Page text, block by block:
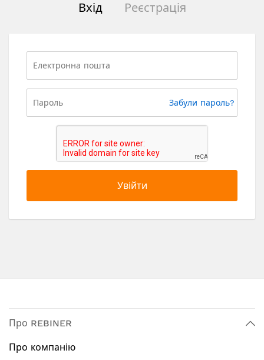
Вхід Реєстрація
Забули пароль?
Увійти
Про REBINER
Про компанію